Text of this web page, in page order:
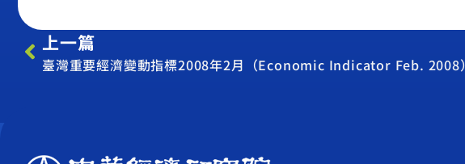
上一篇
臺灣重要經濟變動指標2008年2月（Economic Indicator Feb. 2008）